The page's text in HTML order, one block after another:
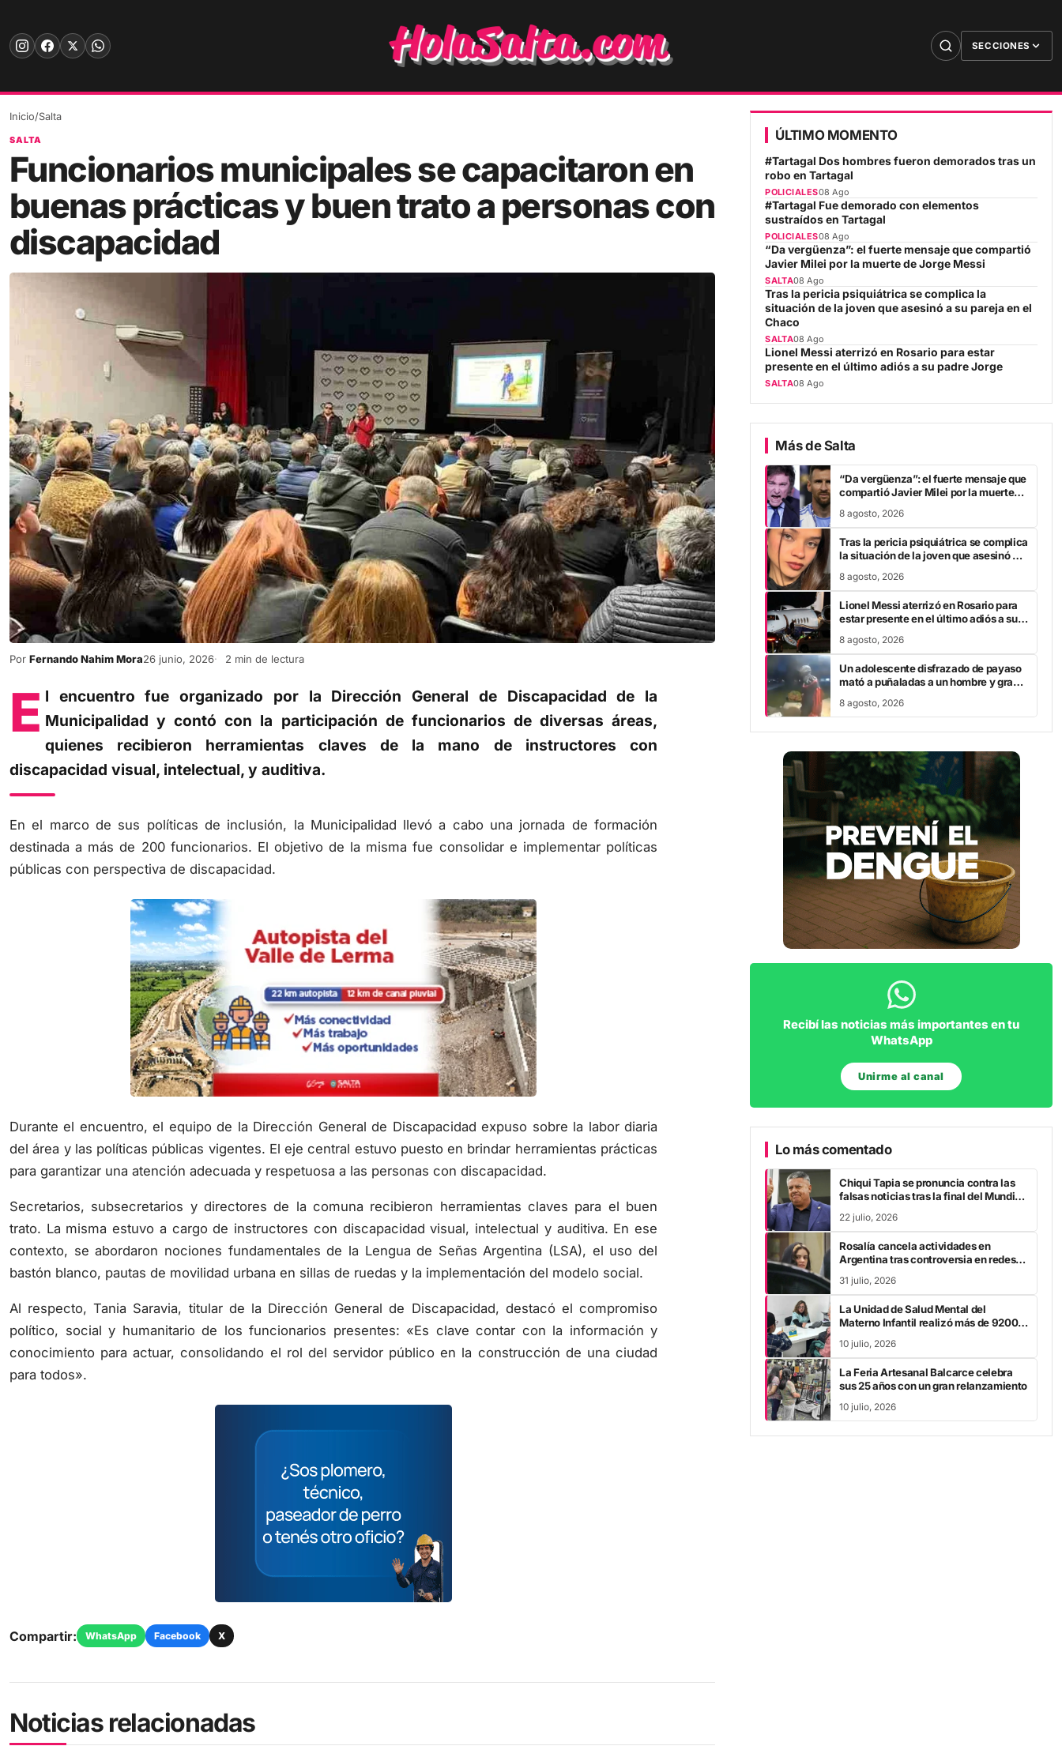
content
SECCIONES
Inicio/Salta
SALTA
Funcionarios municipales se capacitaron en
buenas prácticas y buen trato a personas con
discapacidad
Por Fernando Nahim Mora26 junio, 2026 2 min de lectura
E l encuentro fue organizado por la Dirección General de Discapacidad de la
Municipalidad y contó con la participación de funcionarios de diversas áreas,
quienes recibieron herramientas claves de la mano de instructores con
discapacidad visual, intelectual, y auditiva.
En el marco de sus políticas de inclusión, la Municipalidad llevó a cabo una jornada de formación
destinada a más de 200 funcionarios. El objetivo de la misma fue consolidar e implementar políticas
públicas con perspectiva de discapacidad.
Durante el encuentro, el equipo de la Dirección General de Discapacidad expuso sobre la labor diaria
del área y las políticas públicas vigentes. El eje central estuvo puesto en brindar herramientas prácticas
para garantizar una atención adecuada y respetuosa a las personas con discapacidad.
Secretarios, subsecretarios y directores de la comuna recibieron herramientas claves para el buen
trato. La misma estuvo a cargo de instructores con discapacidad visual, intelectual y auditiva. En ese
contexto, se abordaron nociones fundamentales de la Lengua de Señas Argentina (LSA), el uso del
bastón blanco, pautas de movilidad urbana en sillas de ruedas y la implementación del modelo social.
Al respecto, Tania Saravia, titular de la Dirección General de Discapacidad, destacó el compromiso
político, social y humanitario de los funcionarios presentes: «Es clave contar con la información y
conocimiento para actuar, consolidando el rol del servidor público en la construcción de una ciudad
para todos».
Compartir: WhatsApp Facebook X
Noticias relacionadas
ÚLTIMO MOMENTO
#Tartagal Dos hombres fueron demorados tras un
robo en Tartagal
POLICIALES08 Ago
#Tartagal Fue demorado con elementos
sustraídos en Tartagal
POLICIALES08 Ago
“Da vergüenza”: el fuerte mensaje que compartió
Javier Milei por la muerte de Jorge Messi
SALTA08 Ago
Tras la pericia psiquiátrica se complica la
situación de la joven que asesinó a su pareja en el
Chaco
SALTA08 Ago
Lionel Messi aterrizó en Rosario para estar
presente en el último adiós a su padre Jorge
SALTA08 Ago
Más de Salta
“Da vergüenza”: el fuerte mensaje que
compartió Javier Milei por la muerte
8 agosto, 2026
Tras la pericia psiquiátrica se complica
la situación de la joven que asesinó a
8 agosto, 2026
Lionel Messi aterrizó en Rosario para
estar presente en el último adiós a su
8 agosto, 2026
Un adolescente disfrazado de payaso
mató a puñaladas a un hombre y grabó
buscando”
8 agosto, 2026
Recibí las noticias más importantes en tu
WhatsApp
Unirme al canal
Lo más comentado
Chiqui Tapia se pronuncia contra las
falsas noticias tras la final del Mundial
22 julio, 2026
Rosalía cancela actividades en
Argentina tras controversia en redes
31 julio, 2026
La Unidad de Salud Mental del
Materno Infantil realizó más de 9200
10 julio, 2026
La Feria Artesanal Balcarce celebra
sus 25 años con un gran relanzamiento
10 julio, 2026